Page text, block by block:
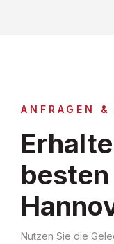
ANFRAGEN &
besten
Nutzen Sie die